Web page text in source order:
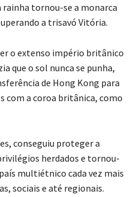
rainha tornou-se a monarca
a trisavó Vitória.
o extenso império britânico
que o sol nunca se punha,
de Hong Kong para
com a coroa britânica, como
conseguiu proteger a
herdados e tornou-
multiétnico cada vez mais
sociais e até regionais.